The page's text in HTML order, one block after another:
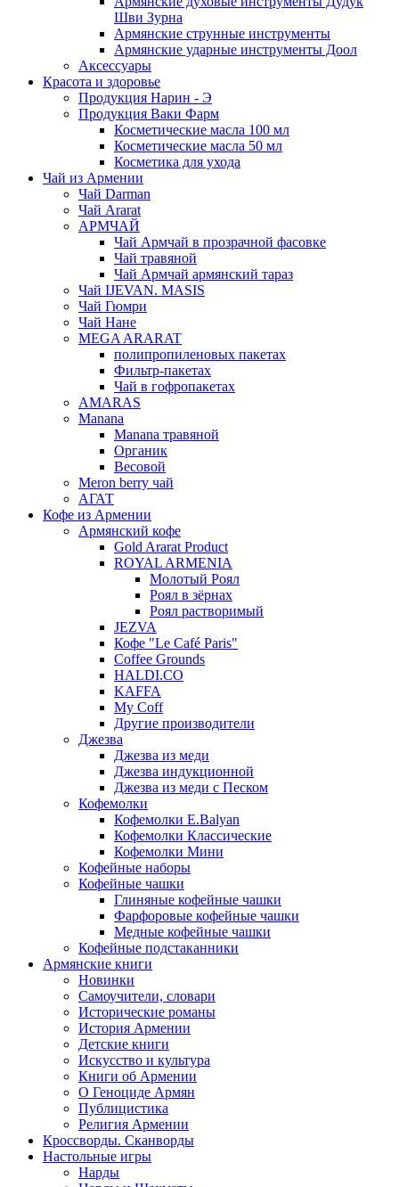
Шви Зурна
Армянские струнные инструменты
Армянские ударные инструменты Доол
Аксессуары
Красота и здоровье
Продукция Нарин - Э
Продукция Ваки Фарм
Косметические масла 100 мл
Косметические масла 50 мл
Косметика для ухода
Чай из Армении
Чай Darman
Чай Ararat
АРМЧАЙ
Чай Армчай в прозрачной фасовке
Чай травяной
Чай Армчай армянский тараз
Чай IJEVAN. MASIS
Чай Гюмри
Чай Нане
MEGA ARARAT
полипропиленовых пакетах
Фильтр-пакетах
Чай в гофропакетах
AMARAS
Manana
Manana травяной
Органик
Весовой
Meron berry чай
АГАТ
Кофе из Армении
Армянский кофе
Gold Ararat Product
ROYAL ARMENIA
Молотый Роял
Роял в зёрнах
Роял растворимый
JEZVA
Кофе "Le Café Paris"
Coffee Grounds
HALDI.CO
KAFFA
My Coff
Другие производители
Джезва
Джезва из меди
Джезва индукционной
Джезва из меди с Песком
Кофемолки
Кофемолки E.Balyan
Кофемолки Классические
Кофемолки Мини
Кофейные наборы
Кофейные чашки
Глиняные кофейные чашки
Фарфоровые кофейные чашки
Медные кофейные чашки
Кофейные подстаканники
Армянские книги
Новинки
Самоучители, словари
Исторические романы
История Армении
Детские книги
Иcкусство и культура
Книги об Армении
О Геноциде Армян
Публицистика
Религия Армении
Кроссворды. Сканворды
Настольные игры
Нарды